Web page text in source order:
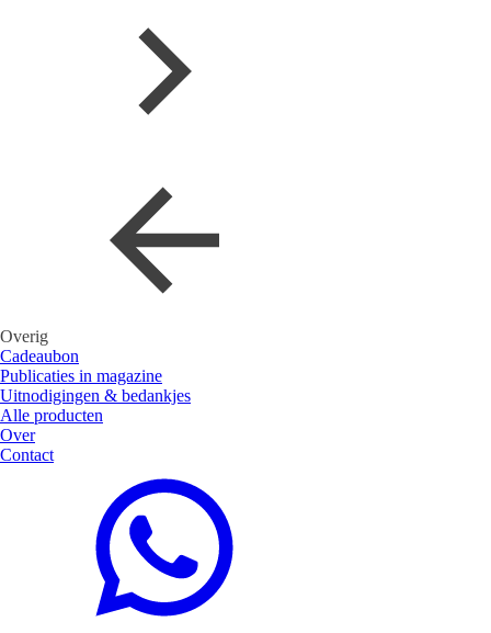
Overig
Cadeaubon
Publicaties in magazine
Uitnodigingen & bedankjes
Alle producten
Over
Contact